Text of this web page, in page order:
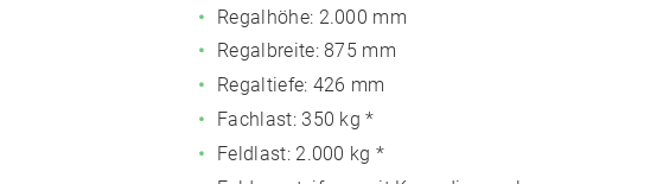
Regalhöhe: 2.000 mm
Regalbreite: 875 mm
Regaltiefe: 426 mm
Fachlast: 350 kg *
Feldlast: 2.000 kg *